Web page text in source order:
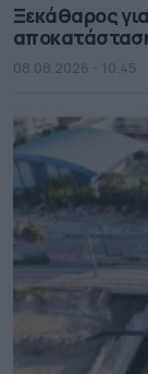
Ξεκάθαρος
08.08.2026 - 10.45